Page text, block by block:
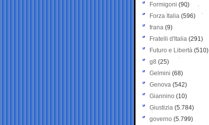
Formigoni (90)
Forza Italia (596)
frana (9)
Fratelli d'Italia (291)
Futuro e Libertà (510)
g8 (25)
Gelmini (68)
Genova (542)
Giannino (10)
Giustizia (5.784)
governo (5.799)